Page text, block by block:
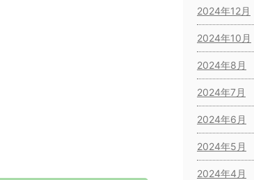
2024年12月
2024年10月
2024年8月
2024年7月
2024年6月
2024年5月
2024年4月